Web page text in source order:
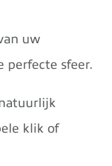
uw
perfecte sfeer.
klik of